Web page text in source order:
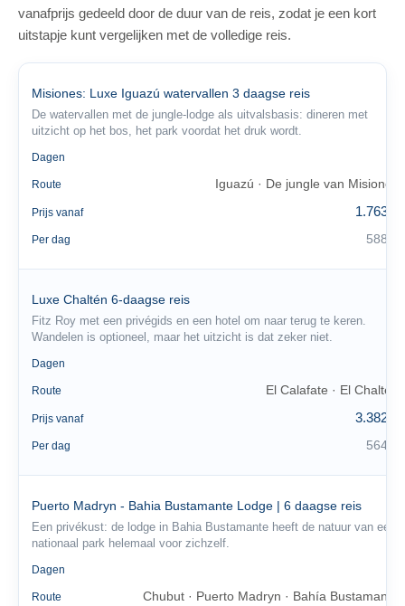
vanafprijs gedeeld door de duur van de reis, zodat je een kort
uitstapje kunt vergelijken met de volledige reis.
Misiones: Luxe Iguazú watervallen 3 daagse reis
De watervallen met de jungle-lodge als uitvalsbasis: dineren met
uitzicht op het bos, het park voordat het druk wordt.
Dagen
Route Iguazú · De jungle van Misiones
Prijs vanaf 1.763 €
Per dag 588 €
Luxe Chaltén 6-daagse reis
Fitz Roy met een privégids en een hotel om naar terug te keren.
Wandelen is optioneel, maar het uitzicht is dat zeker niet.
Dagen
Route El Calafate · El Chaltén
Prijs vanaf 3.382 €
Per dag 564 €
Puerto Madryn - Bahia Bustamante Lodge | 6 daagse reis
Een privékust: de lodge in Bahia Bustamante heeft de natuur van een
nationaal park helemaal voor zichzelf.
Dagen
Route Chubut · Puerto Madryn · Bahía Bustamante